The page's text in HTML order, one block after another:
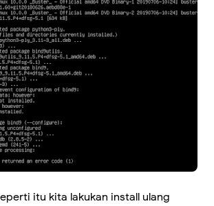
itu kita lakukan install ulang